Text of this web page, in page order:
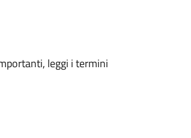
leggi i termini